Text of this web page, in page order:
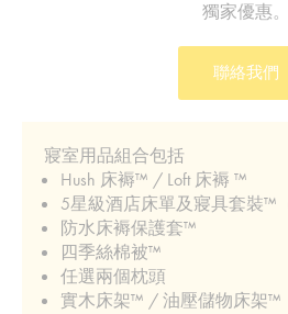
獨家優惠。
聯絡我們
寢室用品組合包括
Hush 床褥™ / Loft 床褥 ™
5星級酒店床單及寢具套裝™
防水床褥保護套™
四季絲棉被™
任選兩個枕頭
實木床架™ / 油壓儲物床架™